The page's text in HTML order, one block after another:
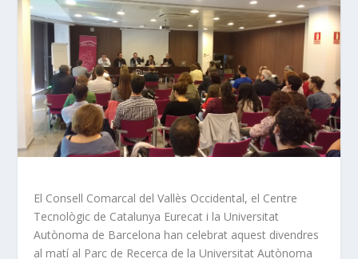
El Consell Comarcal del Vallès Occidental, el Centre
Tecnològic de Catalunya Eurecat i la Universitat
Autònoma de Barcelona han celebrat aquest divendres
al matí al Parc de Recerca de la Universitat Autònoma